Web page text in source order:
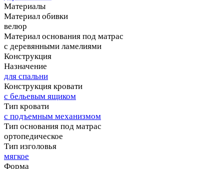
Материалы
Материал обивки
велюр
Материал основания под матрас
с деревянными ламелиями
Конструкция
Назначение
для спальни
Конструкция кровати
с бельевым ящиком
Тип кровати
с подъемным механизмом
Тип основания под матрас
ортопедическое
Тип изголовья
мягкое
Форма